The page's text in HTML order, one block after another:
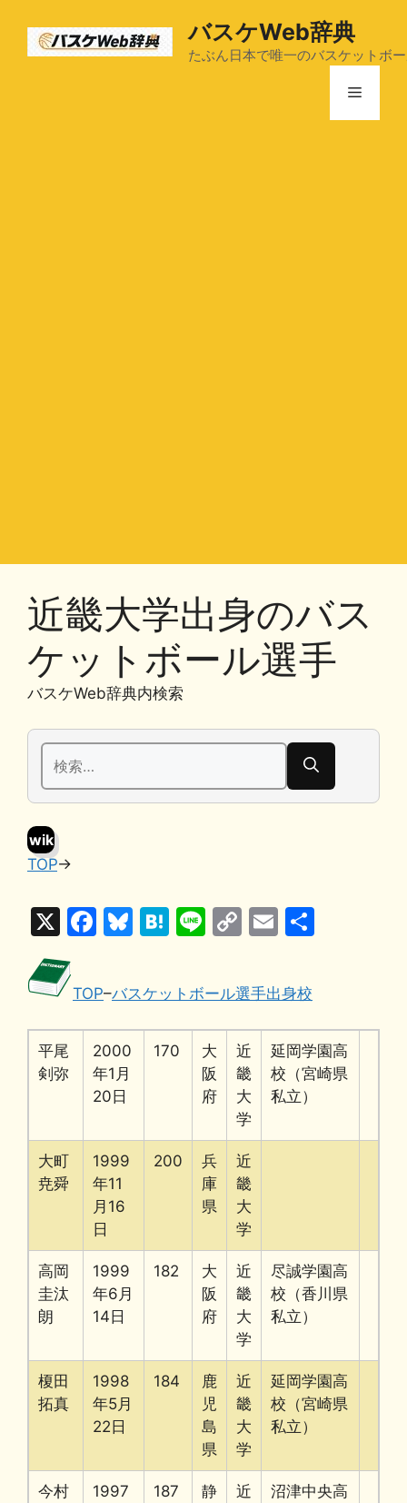
バスケWeb辞典
たぶん日本で唯一のバスケットボ
メ
近畿大学出身のバス
ケットボール選手
バスケWeb辞典内検索
検
索:
wik
i
TOP→
X
F
c
e
b
o
o
Bl
e
s
k
H
e
n
a
Li C
p
y
Li
n
k
E
ai
l
TOP–バスケットボール選手出身校
平尾
剣弥
2000
年1月
20日
170
大
阪
府
近
畿
大
学
延岡学園高
校（宮崎県
私立）
大町
尭舜
1999
年11
月16
日
200
兵
庫
県
近
畿
大
学
高岡
圭汰
朗
1999
年6月
14日
182
大
阪
府
近
畿
大
学
尽誠学園高
校（香川県
私立）
榎田
拓真
1998
年5月
22日
184
鹿
児
島
県
近
畿
大
学
延岡学園高
校（宮崎県
私立）
今村
1997
187
静
近
沼津中央高